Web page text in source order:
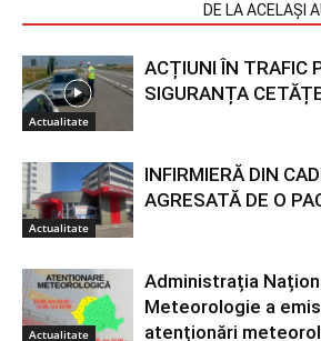
DE LA ACELAȘI
Actualitate
ACȚIUNI ÎN TRAFIC
SIGURANȚA
Actualitate
INFIRMIERĂ DIN
AGRESATĂ DE O
Actualitate
Administrația
Meteorologie a
atenționări